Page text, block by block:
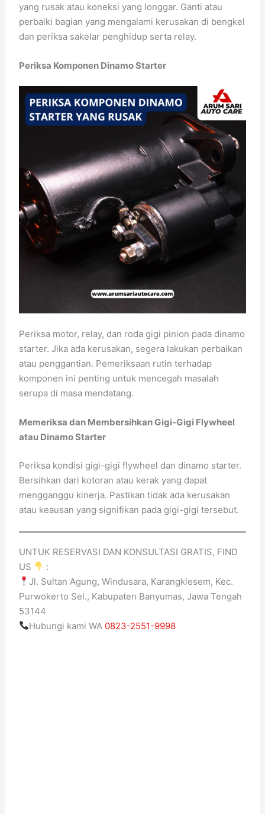
yang rusak atau koneksi yang longgar. Ganti atau
perbaiki bagian yang mengalami kerusakan di bengkel
dan periksa sakelar penghidup serta relay.
Periksa Komponen Dinamo Starter
Periksa motor, relay, dan roda gigi pinion pada dinamo
starter. Jika ada kerusakan, segera lakukan perbaikan
atau penggantian. Pemeriksaan rutin terhadap
komponen ini penting untuk mencegah masalah
serupa di masa mendatang.
Memeriksa dan Membersihkan Gigi-Gigi Flywheel
atau Dinamo Starter
Periksa kondisi gigi-gigi flywheel dan dinamo starter.
Bersihkan dari kotoran atau kerak yang dapat
mengganggu kinerja. Pastikan tidak ada kerusakan
atau keausan yang signifikan pada gigi-gigi tersebut.
UNTUK RESERVASI DAN KONSULTASI GRATIS, FIND
US
:
Jl. Sultan Agung, Windusara, Karangklesem, Kec.
Purwokerto Sel., Kabupaten Banyumas, Jawa Tengah
53144
Hubungi kami WA 0823-2551-9998